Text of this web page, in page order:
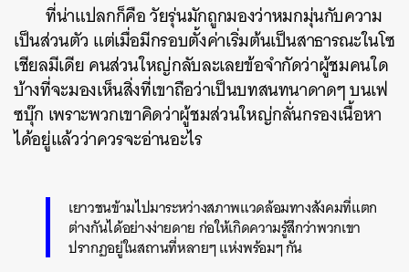
ที่น่าแปลกก็คือ วัยรุ่นมักถูกมองว่าหมกมุ่นกับความ
เป็นส่วนตัว แต่เมื่อมีกรอบตั้งค่าเริ่มต้นเป็นสาธารณะในโซ
เชียลมีเดีย คนส่วนใหญ่กลับละเลยข้อจำกัดว่าผู้ชมคนใด
บ้างที่จะมองเห็นสิ่งที่เขาถือว่าเป็นบทสนทนาดาดๆ บนเฟ
ซบุ๊ก เพราะพวกเขาคิดว่าผู้ชมส่วนใหญ่กลั่นกรองเนื้อหา
ได้อยู่แล้วว่าควรจะอ่านอะไร
เยาวชนข้ามไปมาระหว่างสภาพแวดล้อมทางสังคมที่แตก
ต่างกันได้อย่างง่ายดาย ก่อให้เกิดความรู้สึกว่าพวกเขา
ปรากฏอยู่ในสถานที่หลายๆ แห่งพร้อมๆ กัน